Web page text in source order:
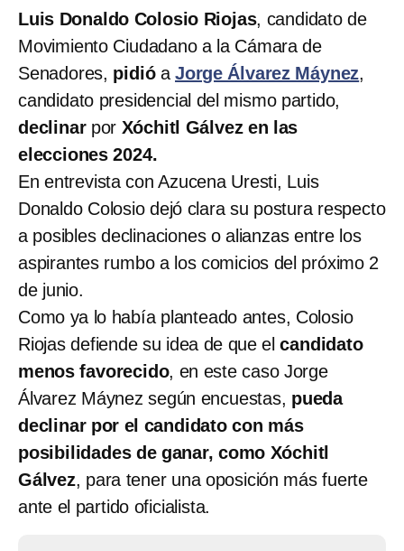
Luis Donaldo Colosio Riojas, candidato de
Movimiento Ciudadano a la Cámara de
Senadores, pidióaJorge Álvarez Máynez,
candidato presidencial del mismo partido,
declinarpor Xóchitl Gálvez en las
elecciones 2024.
En entrevista con Azucena Uresti, Luis
Donaldo Colosio dejó clara su postura respecto
a posibles declinaciones o alianzas entre los
aspirantes rumbo a los comicios del próximo 2
de junio.
Como ya lo había planteado antes, Colosio
Riojas defiende su idea de que elcandidato
menos favorecido, en este caso Jorge
Álvarez Máynez según encuestas, pueda
declinar por el candidato con más
posibilidades de ganar, como Xóchitl
Gálvez, para tener una oposición más fuerte
ante el partido oficialista.